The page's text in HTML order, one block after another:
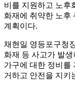
비를 지원하고 노후
화재에 취약한 노후
계획이다.
채현일 영등포구청
화재 등 사고가 발
가구에 대한 정비를
거하고 안전을 지키